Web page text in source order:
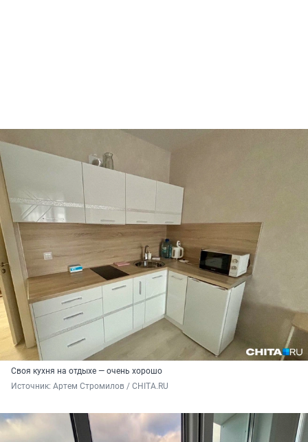
Своя кухня на отдыхе — очень хорошо
Источник: Артем Стромилов / CHITA.RU